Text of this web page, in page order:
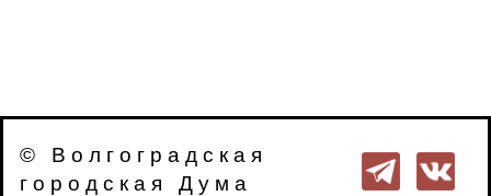
© Волгоградская
городская Дума